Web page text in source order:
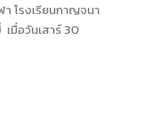
โรงเรียนกาญจนา
มื่อวันเสาร์ 30